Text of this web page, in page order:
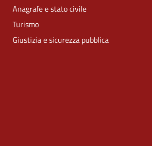
Anagrafe e stato civile
Turismo
Giustizia e sicurezza pubblica